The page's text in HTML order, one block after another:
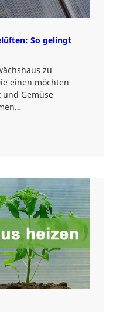
So gelingt
zu
einen möchten
Gemüse